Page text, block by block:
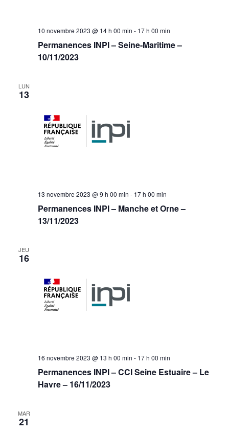
Permanences INPI – Seine-Maritime –
10/11/2023
10 novembre 2023 @ 14 h 00 min - 17 h 00 min
LUN
13
Permanences INPI – Manche et Orne –
13/11/2023
13 novembre 2023 @ 9 h 00 min - 17 h 00 min
JEU
16
Permanences INPI – CCI Seine Estuaire – Le
Havre – 16/11/2023
16 novembre 2023 @ 13 h 00 min - 17 h 00 min
MAR
21